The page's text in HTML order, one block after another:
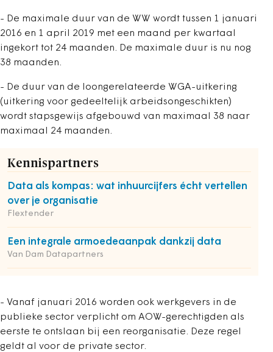
- De maximale duur van de WW wordt tussen 1 januari
2016 en 1 april 2019 met een maand per kwartaal
ingekort tot 24 maanden. De maximale duur is nu nog
38 maanden.
- De duur van de loongerelateerde WGA-uitkering
(uitkering voor gedeeltelijk arbeidsongeschikten)
wordt stapsgewijs afgebouwd van maximaal 38 naar
maximaal 24 maanden.
Kennispartners
Data als kompas: wat inhuurcijfers écht vertellen
over je organisatie
Flextender
Een integrale armoedeaanpak dankzij data
Van Dam Datapartners
- Vanaf januari 2016 worden ook werkgevers in de
publieke sector verplicht om AOW-gerechtigden als
eerste te ontslaan bij een reorganisatie. Deze regel
geldt al voor de private sector.